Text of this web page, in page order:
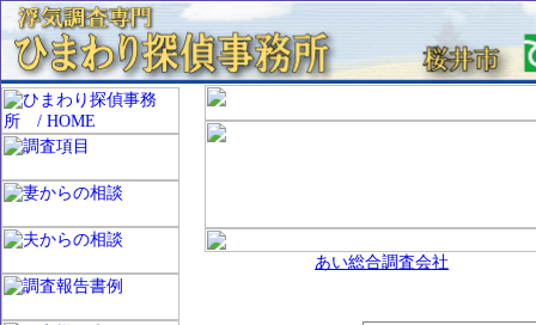
あい総合調査会社